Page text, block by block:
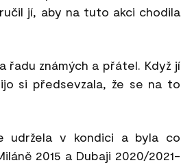
jí, aby na tuto akci chodila
řadu známých a přátel. Když jí
si předsevzala, že se na to
udržela v kondici a byla co
2015 a Dubaji 2020/2021-